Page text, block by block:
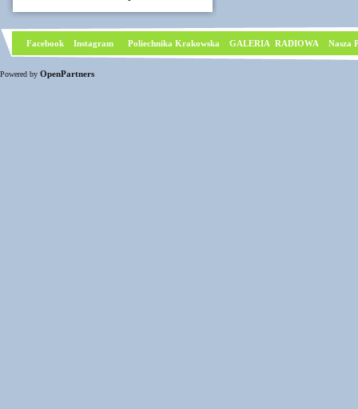
Facebook Instagram Poliechnika Krakowska GALERIA RADIOWA Nasza
Powered by OpenPartners